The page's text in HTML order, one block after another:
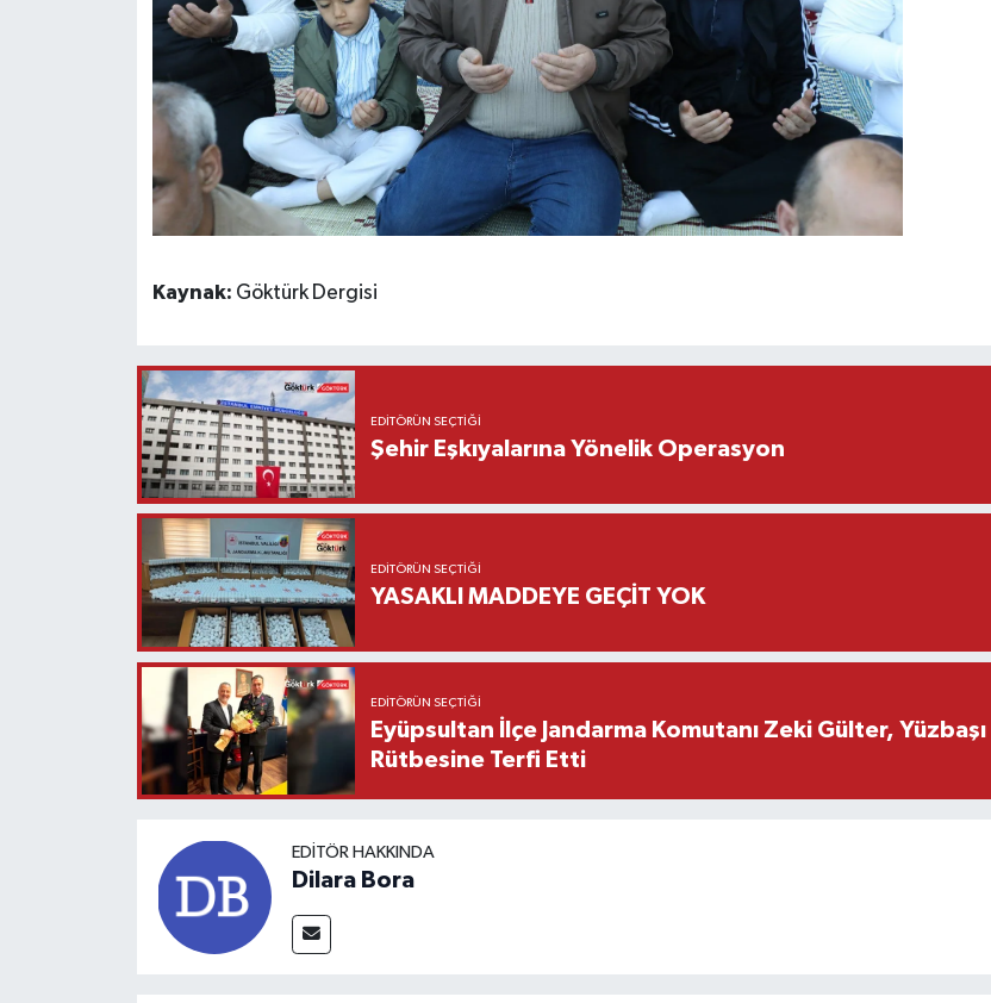
Kaynak: Göktürk Dergisi
EDITÖRÜN SEÇTIĞI
Şehir Eşkıyalarına Yönelik Operasyon
EDITÖRÜN SEÇTIĞI
YASAKLI MADDEYE GEÇİT YOK
EDITÖRÜN SEÇTIĞI
Eyüpsultan İlçe Jandarma Komutanı Zeki Gülter, Yüzbaşı
Rütbesine Terfi Etti
EDITÖR HAKKINDA
Dilara Bora